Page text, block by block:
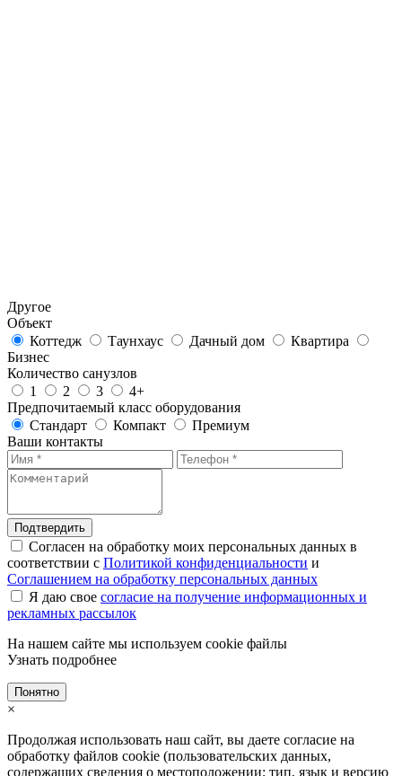
Другое
Объект
Коттедж
Таунхаус Дачный дом
Квартира
Бизнес
Количество санузлов
1
2 3
4+
Предпочитаемый класс оборудования
Стандарт
Компакт
Премиум
Ваши контакты
Подтвердить
Согласен на обработку моих персональных данных в
соответствии с Политикой конфиденциальности и
Соглашением на обработку персональных данных
Я даю свое согласие на получение информационных и
рекламных рассылок
На нашем сайте мы используем cookie файлы
Узнать подробнее
Понятно
×
Продолжая использовать наш сайт, вы даете согласие на
обработку файлов cookie (пользовательских данных,
содержащих сведения о местоположении; тип, язык и версию